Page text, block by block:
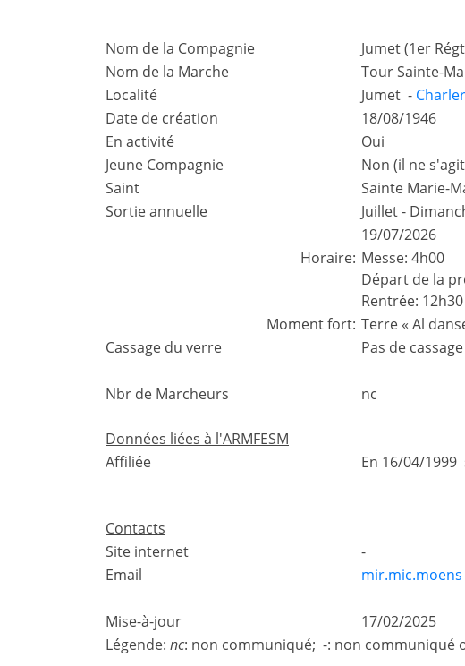
Nom de la Compagnie
Jumet (1er
Nom de la Marche
Tour Sainte-
Localité
Jumet -
Date de création
18/08/1946
En activité
Oui
Jeune Compagnie
Non (il ne
Saint
Sainte Marie-
Sortie annuelle
Juillet -
19/07/2026
Horaire: Messe: 4h00
Départ de la
Rentrée: 12h30
Moment fort: Terre « Al
Cassage du verre
Pas de
Nbr de Marcheurs nc
Données liées à l'ARMFESM
Affiliée
En 16/04/
Contacts
Site internet
-
Email
Mise-à-jour
17/02/2025
Légende: nc: non communiqué; -: non communiqué